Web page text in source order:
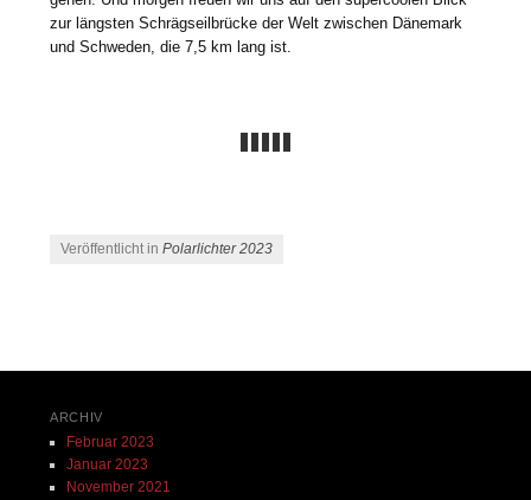
zur längsten Schrägseilbrücke der Welt zwischen Dänemark
und Schweden, die 7,5 km lang ist.
Veröffentlicht inPolarlichter 2023
ARCHIV
Februar 2023
Januar 2023
November 2021